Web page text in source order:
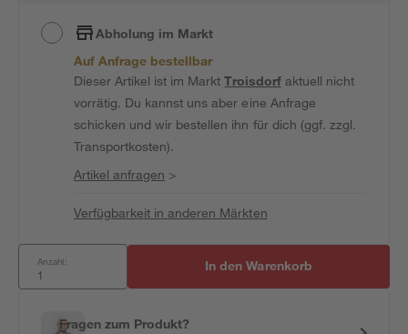
Abholung im Markt
Auf Anfrage bestellbar
Dieser Artikel ist im MarktTroisdorfaktuell nicht
vorrätig. Du kannst uns aber eine Anfrage
schicken und wir bestellen ihn für dich (ggf. zzgl.
Transportkosten).
Artikel anfragen >
Verfügbarkeit in anderen Märkten
Anzahl: In den Warenkorb
Fragen zum Produkt?